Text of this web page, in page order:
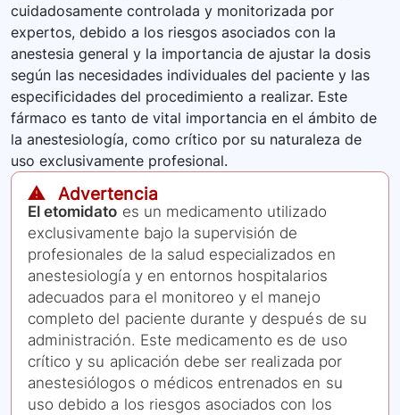
cuidadosamente controlada y monitorizada por
expertos, debido a los riesgos asociados con la
anestesia general y la importancia de ajustar la dosis
según las necesidades individuales del paciente y las
especificidades del procedimiento a realizar. Este
fármaco es tanto de vital importancia en el ámbito de
la anestesiología, como crítico por su naturaleza de
uso exclusivamente profesional.
⚠️ Advertencia
El etomidato es un medicamento utilizado
exclusivamente bajo la supervisión de
profesionales de la salud especializados en
anestesiología y en entornos hospitalarios
adecuados para el monitoreo y el manejo
completo del paciente durante y después de su
administración. Este medicamento es de uso
crítico y su aplicación debe ser realizada por
anestesiólogos o médicos entrenados en su
uso debido a los riesgos asociados con los